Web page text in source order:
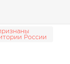
России